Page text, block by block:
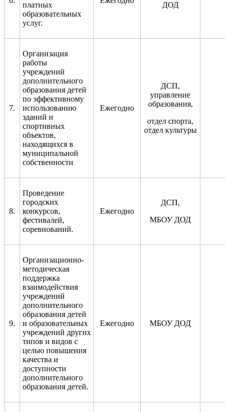
платных
образовательных
услуг.
ДОД
7.
Организация
работы
учреждений
дополнительного
образования детей
по эффективному
использованию
зданий и
спортивных
объектов,
находящихся в
муниципальной
собственности
Ежегодно
ДСП,
управление
образования,
отдел спорта,
отдел культуры
8.
Проведение
городских
конкурсов,
фестивалей,
соревнований.
Ежегодно
ДСП,
МБОУ ДОД
9.
Организационно-
методическая
поддержка
взаимодействия
учреждений
дополнительного
образования детей
и образовательных
учреждений других
типов и видов с
целью повышения
качества и
доступности
дополнительного
образования детей.
Ежегодно МБОУ ДОД